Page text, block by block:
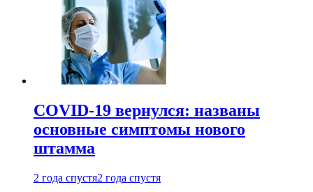
COVID-19 вернулся: названы
основные симптомы нового
штамма
2 года спустя2 года спустя